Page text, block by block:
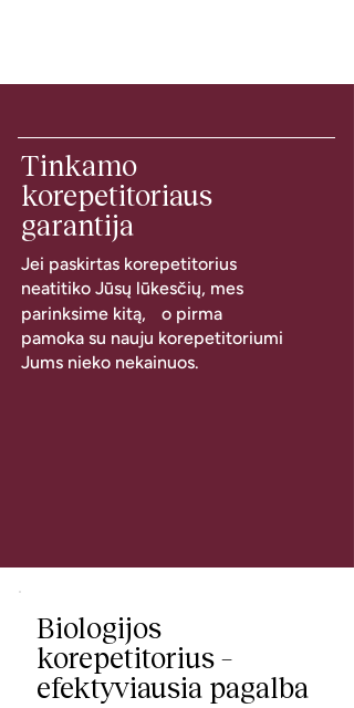
Tinkamo
korepetitoriaus
garantija
Jei paskirtas korepetitorius
neatitiko Jūsų lūkesčių, mes
parinksime kitą, o pirma
pamoka su nauju korepetitoriumi
Jums nieko nekainuos.
Biologijos
korepetitorius –
efektyviausia pagalba